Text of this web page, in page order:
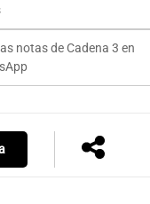
notas de Cadena 3 en